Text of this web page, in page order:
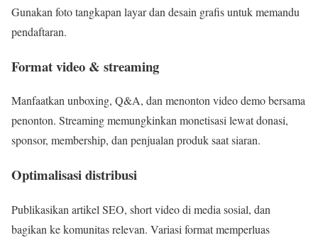
Gunakan foto tangkapan layar dan desain grafis untuk memandu
pendaftaran.
Format video & streaming
Manfaatkan unboxing, Q&A, dan menonton video demo bersama
penonton. Streaming memungkinkan monetisasi lewat donasi,
sponsor, membership, dan penjualan produk saat siaran.
Optimalisasi distribusi
Publikasikan artikel SEO, short video di media sosial, dan
bagikan ke komunitas relevan. Variasi format memperluas